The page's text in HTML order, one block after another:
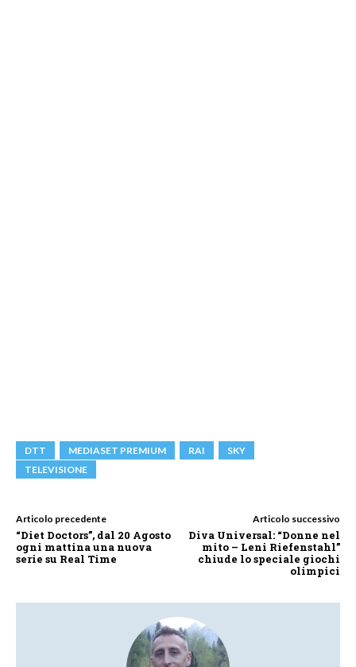
DTT MEDIASET PREMIUM RAI
SKY
TELEVISIONE
Articolo precedente
“Diet Doctors”, dal 20 Agosto
ogni mattina una nuova
serie su Real Time
Articolo successivo
Diva Universal: “Donne nel
mito – Leni Riefenstahl”
chiude lo speciale giochi
olimpici